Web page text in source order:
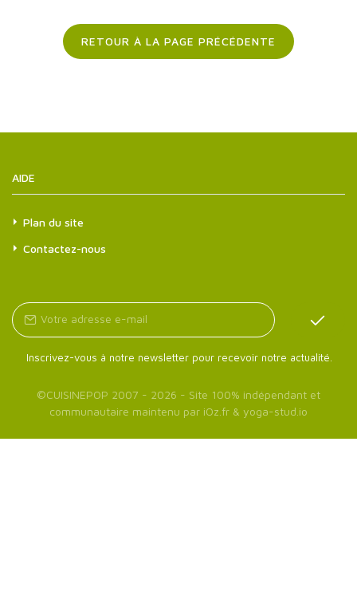
RETOUR À LA PAGE PRÉCÉDENTE
AIDE
Plan du site
Contactez-nous
Inscrivez-vous à notre newsletter pour recevoir notre actualité.
©CUISINEPOP 2007 - 2026 - Site 100% indépendant et
communautaire maintenu par iOz.fr & yoga-stud.io